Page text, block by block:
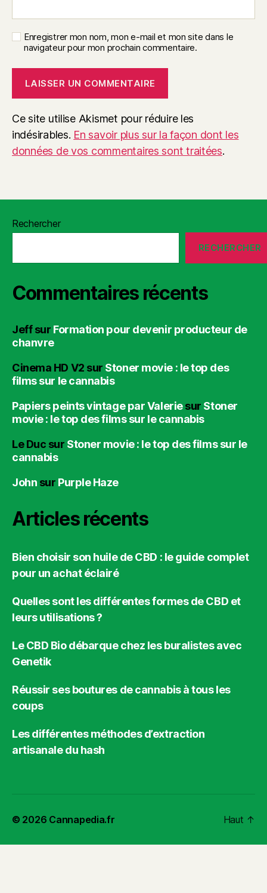
Enregistrer mon nom, mon e-mail et mon site dans le
navigateur pour mon prochain commentaire.
Ce site utilise Akismet pour réduire les
indésirables. En savoir plus sur la façon dont les
données de vos commentaires sont traitées.
Rechercher
RECHERCHER
Commentaires récents
Jeffsur Formation pour devenir producteur de
chanvre
Cinema HD V2 sur Stoner movie : le top des
films sur le cannabis
Papiers peints vintage par Valeriesur Stoner
movie : le top des films sur le cannabis
Le Duc sur Stoner movie : le top des films sur le
cannabis
John sur Purple Haze
Articles récents
Bien choisir son huile de CBD : le guide complet
pour un achat éclairé
Quelles sont les différentes formes de CBD et
leurs utilisations ?
Le CBD Bio débarque chez les buralistes avec
Genetik
Réussir ses boutures de cannabis à tous les
coups
Les différentes méthodes d’extraction
artisanale du hash
© 2026 Cannapedia.fr Haut ↑